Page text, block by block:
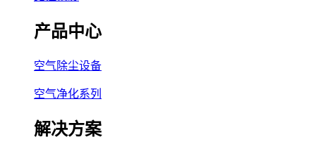
产品中心
空气除尘设备
空气净化系列
解决方案